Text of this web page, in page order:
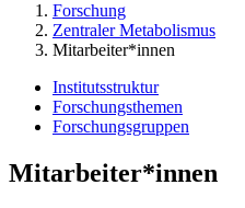
Forschung
Zentraler Metabolismus
Mitarbeiter*innen
Institutsstruktur
Forschungsthemen
Forschungsgruppen
Mitarbeiter*innen